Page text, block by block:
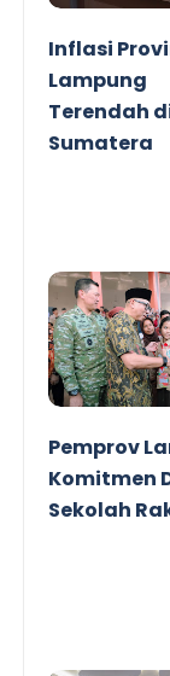
Inflasi
Lampung
Terendah
Sumatera
Pemprov
Komitmen
Sekolah